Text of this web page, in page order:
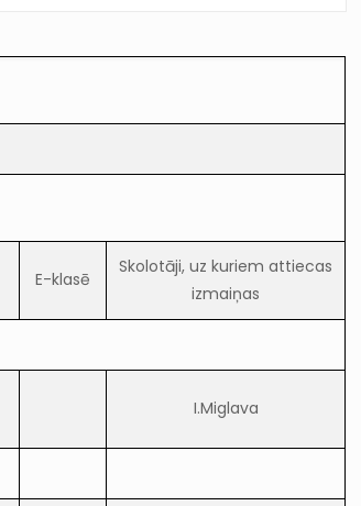
E-klasē
Skolotāji, uz kuriem attiecas
izmaiņas
I.Miglava